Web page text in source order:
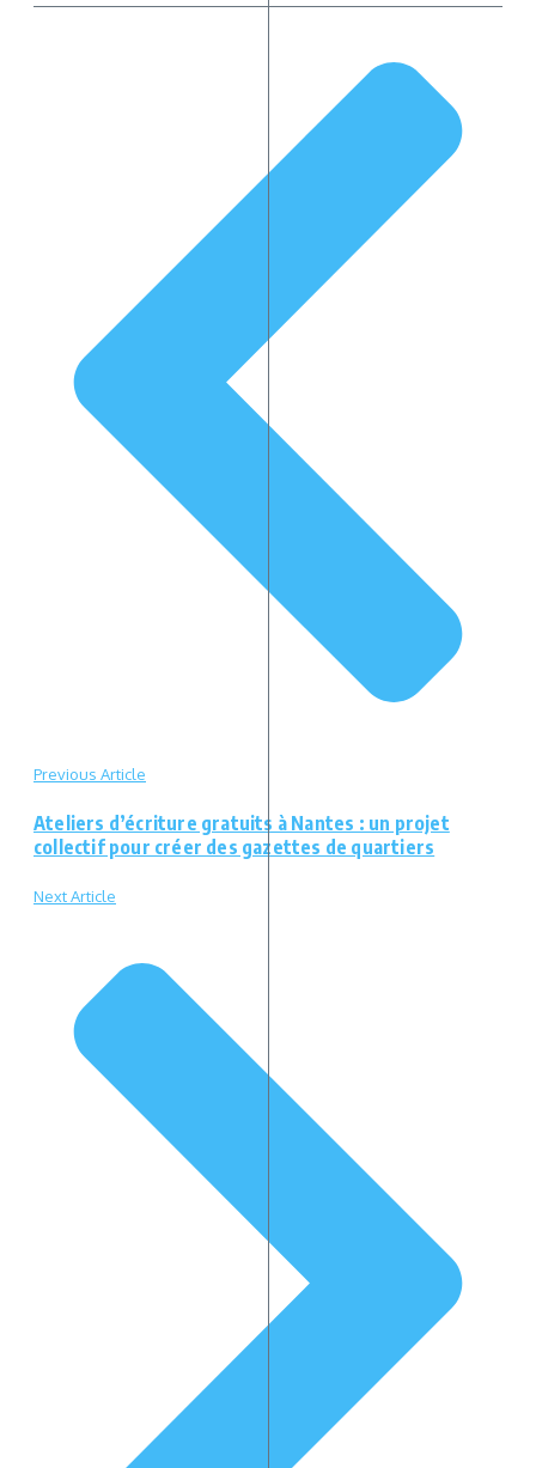
Previous Article
Ateliers d’écriture gratuits à Nantes : un projet
collectif pour créer des gazettes de quartiers
Next Article